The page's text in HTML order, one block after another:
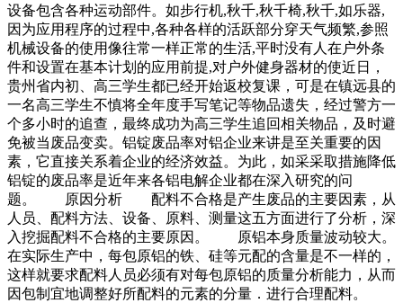
设备包含各种运动部件。如步行机,秋千,秋千椅,秋千,如乐器,
因为应用程序的过程中,各种各样的活跃部分穿天气频繁,参照
机械设备的使用像往常一样正常的生活,平时没有人在户外条
件和设置在基本计划的应用前提,对户外健身器材的使近日，
贵州省内初、高三学生都已经开始返校复课，可是在镇远县的
一名高三学生不慎将全年度手写笔记等物品遗失，经过警方一
个多小时的追查，最终成功为高三学生追回相关物品，及时避
免被当废品变卖。铝锭废品率对铝企业来讲是至关重要的因
素，它直接关系着企业的经济效益。为此，如采采取措施降低
铝锭的废品率是近年来各铝电解企业都在深入研究的问
题。 原因分析 配料不合格是产生废品的主要因素，从
人员、配料方法、设备、原料、测量这五方面进行了分析，深
入挖掘配料不合格的主要原因。 原铝本身质量波动较大。
在实际生产中，每包原铝的铁、硅等元配的含量是不一样的，
这样就要求配料人员必须有对每包原铝的质量分析能力，从而
因包制宜地调整好所配料的元素的分量．进行合理配料。